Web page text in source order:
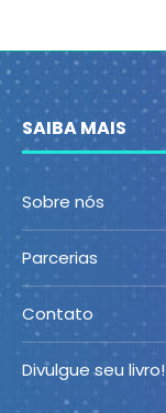
SAIBA MAIS
Sobre nós
Parcerias
Contato
Divulgue seu livro!